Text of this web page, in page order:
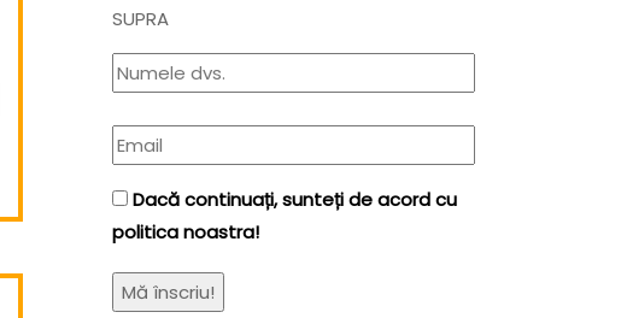
SUPRA
Dacă continuați, sunteți de acord cu
politica noastra!